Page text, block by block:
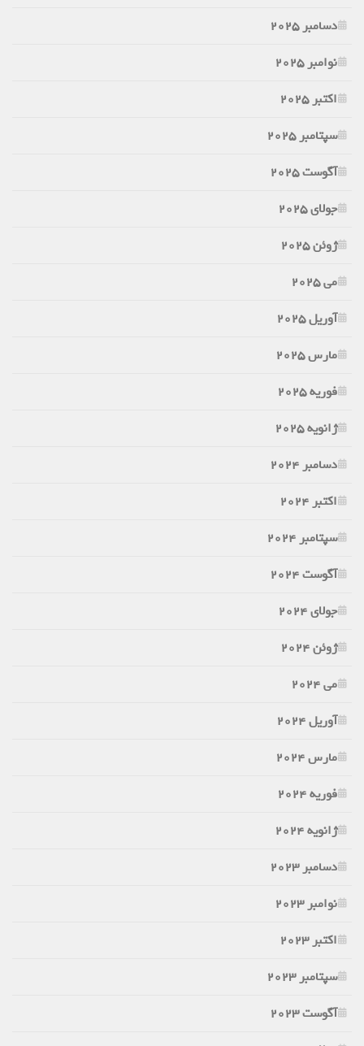
دسامبر 2025
نوامبر 2025
اکتبر 2025
سپتامبر 2025
آگوست 2025
جولای 2025
ژوئن 2025
می 2025
آوریل 2025
مارس 2025
فوریه 2025
ژانویه 2025
دسامبر 2024
اکتبر 2024
سپتامبر 2024
آگوست 2024
جولای 2024
ژوئن 2024
می 2024
آوریل 2024
مارس 2024
فوریه 2024
ژانویه 2024
دسامبر 2023
نوامبر 2023
اکتبر 2023
سپتامبر 2023
آگوست 2023